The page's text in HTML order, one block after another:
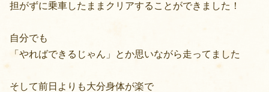
担がずに乗車したままクリアすることができました！
自分でも
「やればできるじゃん」とか思いながら走ってました
そして前日よりも大分身体が楽で